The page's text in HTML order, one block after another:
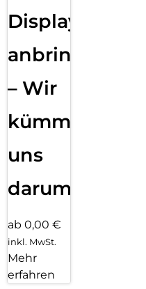
Displayfolie
anbringen
– Wir
kümmern
uns
darum!
ab 0,00 €
inkl. MwSt.
Mehr
erfahren